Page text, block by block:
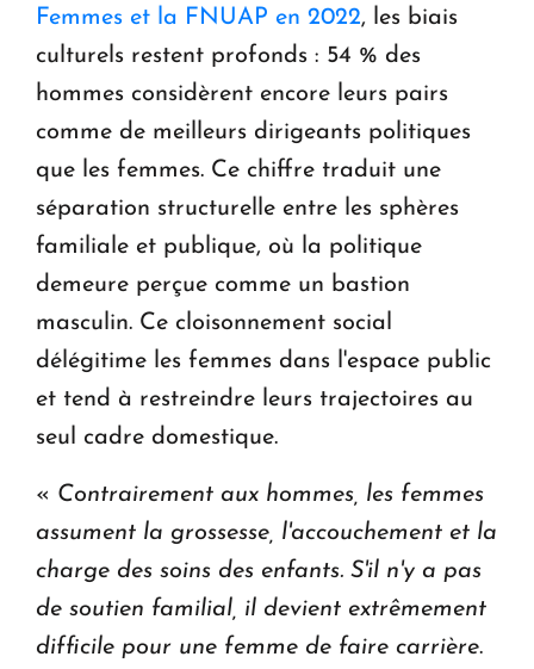
Femmes et la FNUAP en 2022, les biais
culturels restent profonds : 54 % des
hommes considèrent encore leurs pairs
comme de meilleurs dirigeants politiques
que les femmes. Ce chiffre traduit une
séparation structurelle entre les sphères
familiale et publique, où la politique
demeure perçue comme un bastion
masculin. Ce cloisonnement social
délégitime les femmes dans l'espace public
et tend à restreindre leurs trajectoires au
seul cadre domestique.
« Contrairement aux hommes, les femmes
assument la grossesse, l'accouchement et la
charge des soins des enfants. S'il n'y a pas
de soutien familial, il devient extrêmement
difficile pour une femme de faire carrière.